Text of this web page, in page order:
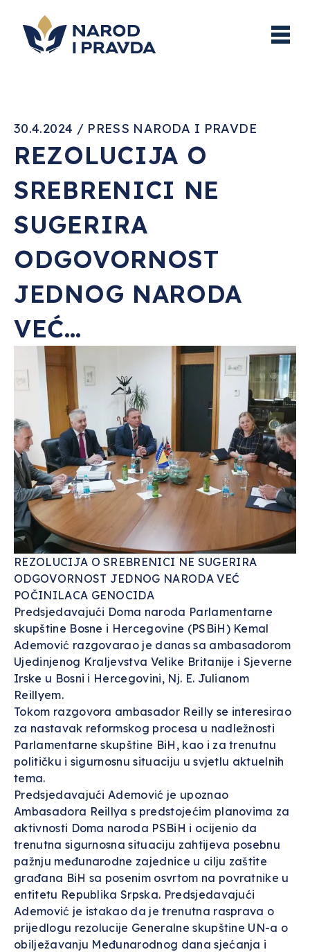
30.4.2024 / PRESS NARODA I PRAVDE
REZOLUCIJA O
SREBRENICI NE
SUGERIRA
ODGOVORNOST
JEDNOG NARODA
VEĆ…
REZOLUCIJA O SREBRENICI NE SUGERIRA
ODGOVORNOST JEDNOG NARODA VEĆ
POČINILACA GENOCIDA
Predsjedavajući Doma naroda Parlamentarne
skupštine Bosne i Hercegovine (PSBiH) Kemal
Ademović razgovarao je danas sa ambasadorom
Ujedinjenog Kraljevstva Velike Britanije i Sjeverne
Irske u Bosni i Hercegovini, Nj. E. Julianom
Reillyem.
Tokom razgovora ambasador Reilly se interesirao
za nastavak reformskog procesa u nadležnosti
Parlamentarne skupštine BiH, kao i za trenutnu
političku i sigurnosnu situaciju u svjetlu aktuelnih
tema.
Predsjedavajući Ademović je upoznao
Ambasadora Reillya s predstojećim planovima za
aktivnosti Doma naroda PSBiH i ocijenio da
trenutna sigurnosna situaciju zahtijeva posebnu
pažnju međunarodne zajednice u cilju zaštite
građana BiH sa posenim osvrtom na povratnike u
entitetu Republika Srpska. Predsjedavajući
Ademović je istakao da je trenutna rasprava o
prijedlogu rezolucije Generalne skupštine UN-a o
obilježavanju Međunarodnog dana sjećanja i